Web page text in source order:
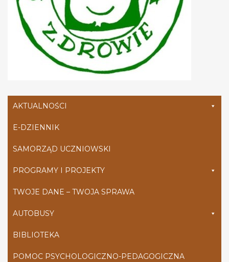
AKTUALNOŚCI
E-DZIENNIK
SAMORZĄD UCZNIOWSKI
PROGRAMY I PROJEKTY
TWOJE DANE – TWOJA SPRAWA
AUTOBUSY
BIBLIOTEKA
POMOC PSYCHOLOGICZNO-PEDAGOGICZNA